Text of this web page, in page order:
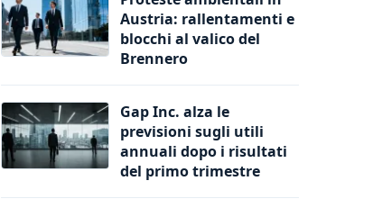
Austria: rallentamenti e
blocchi al valico del
Brennero
Gap Inc. alza le
previsioni sugli utili
annuali dopo i risultati
del primo trimestre